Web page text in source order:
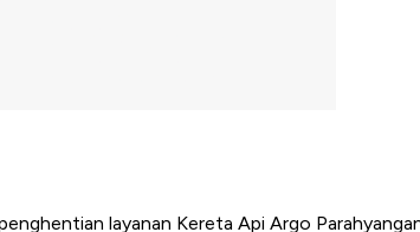
layanan Kereta Api Argo